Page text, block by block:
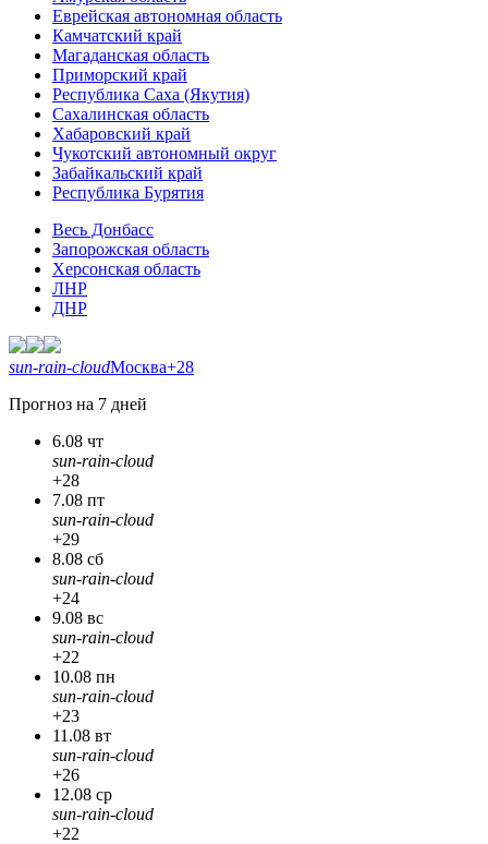
Еврейская автономная область
Камчатский край
Магаданская область
Приморский край
Республика Саха (Якутия)
Сахалинская область
Хабаровский край
Чукотский автономный округ
Забайкальский край
Республика Бурятия
Весь Донбасс
Запорожская область
Херсонская область
ЛНР
ДНР
sun-rain-cloudМосква+28
Прогноз на 7 дней
6.08 чт
sun-rain-cloud
+28
7.08 пт
sun-rain-cloud
+29
8.08 сб
sun-rain-cloud
+24
9.08 вс
sun-rain-cloud
+22
10.08 пн
sun-rain-cloud
+23
11.08 вт
sun-rain-cloud
+26
12.08 ср
sun-rain-cloud
+22